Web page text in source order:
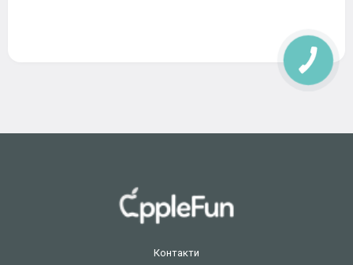
Контакти
КНОПКА
ЗВ'ЯЗКУ